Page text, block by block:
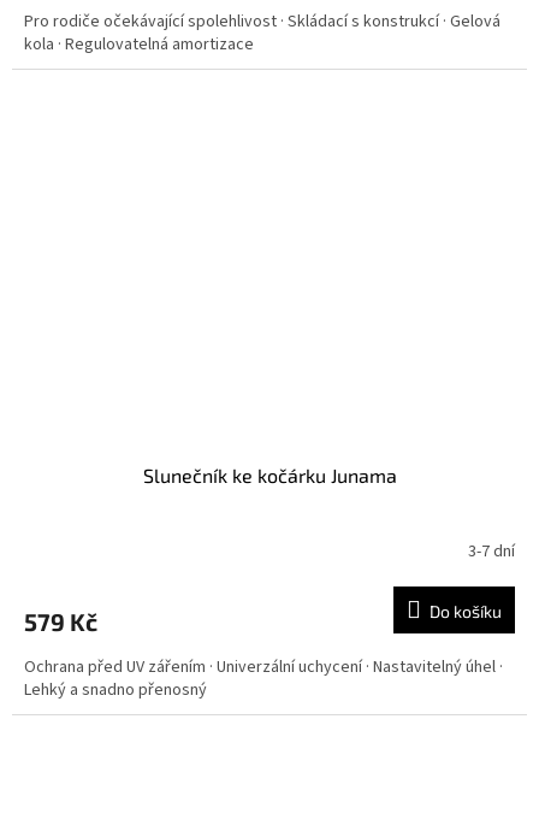
Pro rodiče očekávající spolehlivost · Skládací s konstrukcí · Gelová
kola · Regulovatelná amortizace
Slunečník ke kočárku Junama
3-7 dní
579 Kč Do košíku
Ochrana před UV zářením · Univerzální uchycení · Nastavitelný úhel ·
Lehký a snadno přenosný